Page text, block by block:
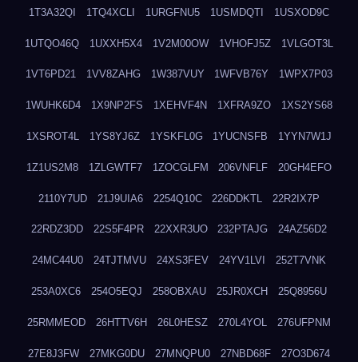
1T3A32QI 1TQ4XCLI 1URGFNU5 1USMDQTI 1USXOD9C
1UTQO46Q 1UXXH5X4 1V2M00OW 1VHOFJ5Z 1VLGOT3L
1VT6PD21 1VV8ZAHG 1W387VUY 1WFVB76Y 1WPX7P03
1WUHK6D4 1X9NP2FS 1XEHVF4N 1XFRA9ZO 1XS2YS68
1XSROT4L 1YS8YJ6Z 1YSKFL0G 1YUCNSFB 1YYN7W1J
1Z1US2M8 1ZLGWTF7 1ZOCGLFM 206VNFLF 20GH4EFO
2110Y7UD 21J9UIA6 2254Q10C 226DDKTL 22R2IX7P
22RDZ3DD 22S5F4PR 22XXR3UO 232PTAJG 24AZ56D2
24MC44U0 24TJTMVU 24XS3FEV 24YV1LVI 252T7VNK
253A0XC6 254O5EQJ 258OBXAU 25JR0XCH 25Q8956U
25RMMEOD 26HTTV6H 26L0HESZ 270L4YOL 276UFPNM
27E8J3FW 27MKG0DU 27MNQPU0 27NBD68F 27O3D674